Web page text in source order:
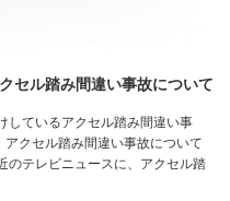
セル踏み間違い事故について
しているアクセル踏み間違い事
クセル踏み間違い事故について
レビニュースに、アクセル踏